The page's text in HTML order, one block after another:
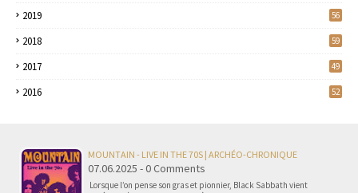
2019 56
2018 59
2017 49
2016 52
MOUNTAIN - LIVE IN THE 70S | ARCHÉO-CHRONIQUE
07.06.2025 - 0 Comments
Lorsque l’on pense son gras et pionnier, Black Sabbath vient